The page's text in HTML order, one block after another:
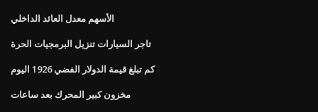
الأسهم معدل العائد الداخلي
تاجر السيارات تنزيل البرمجيات الحرة
كم تبلغ قيمة الدولار الفضي 1926 اليوم
مخزون كبير المحرك بعد ساعات